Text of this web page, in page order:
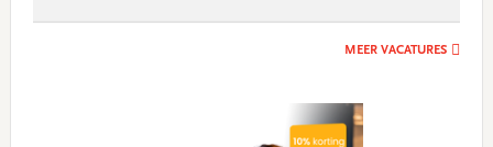
MEER VACATURES